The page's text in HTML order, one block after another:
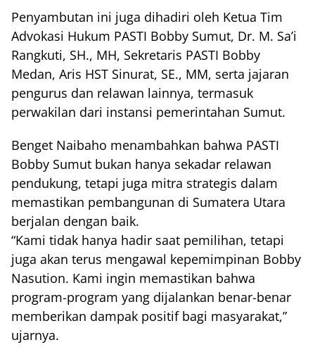
Penyambutan ini juga dihadiri oleh Ketua Tim
Advokasi Hukum PASTI Bobby Sumut, Dr. M. Sa’i
Rangkuti, SH., MH, Sekretaris PASTI Bobby
Medan, Aris HST Sinurat, SE., MM, serta jajaran
pengurus dan relawan lainnya, termasuk
perwakilan dari instansi pemerintahan Sumut.
Benget Naibaho menambahkan bahwa PASTI
Bobby Sumut bukan hanya sekadar relawan
pendukung, tetapi juga mitra strategis dalam
memastikan pembangunan di Sumatera Utara
berjalan dengan baik.
“Kami tidak hanya hadir saat pemilihan, tetapi
juga akan terus mengawal kepemimpinan Bobby
Nasution. Kami ingin memastikan bahwa
program-program yang dijalankan benar-benar
memberikan dampak positif bagi masyarakat,”
ujarnya.